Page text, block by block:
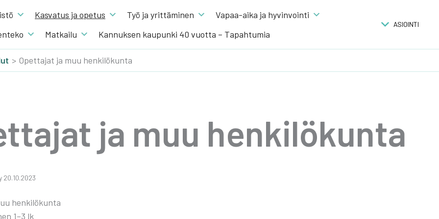
Kas­va­tus ja ope­tus Työ ja yrit­tä­mi­nen
Vapaa-aika ja hyvinvointi
Mat­kai­lu Kannuksen kaupunki 40 vuotta – Tapahtumia
ASIOINTI
Opettajat ja muu henkilökunta
ja muu hen­ki­lö­kun­ta
hen­ki­lö­kun­ta
1–3 lk